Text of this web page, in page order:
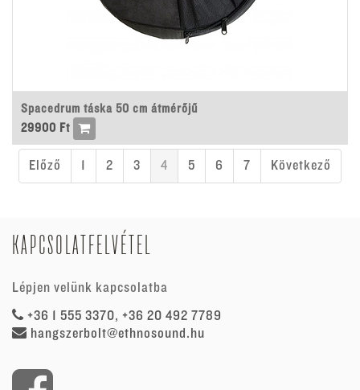
Spacedrum táska 50 cm átmérőjű
29900 Ft
Előző 1 2 3 4 5 6 7 Következő
KAPCSOLATFELVÉTEL
Lépjen velünk kapcsolatba
+36 1 555 3370, +36 20 492 7789
hangszerbolt@ethnosound.hu